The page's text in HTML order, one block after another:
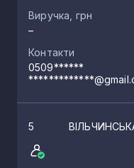
Виручка, грн
–
Контакти
0509******
5